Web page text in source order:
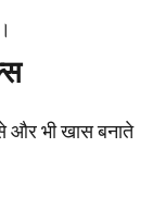
और भी खास बनाते